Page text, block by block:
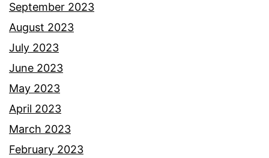
September 2023
August 2023
July 2023
June 2023
May 2023
April 2023
March 2023
February 2023